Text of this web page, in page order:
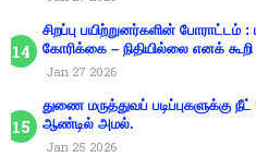
சிறப்பு பயிற்றுனர்களின் போராட்டம்
கோரிக்கை – நிதியில்லை எனக் கூறி
Jan 27 2026
துணை மருத்துவப் படிப்புகளுக்கு
ஆண்டில் அமல்.
Jan 25 2026